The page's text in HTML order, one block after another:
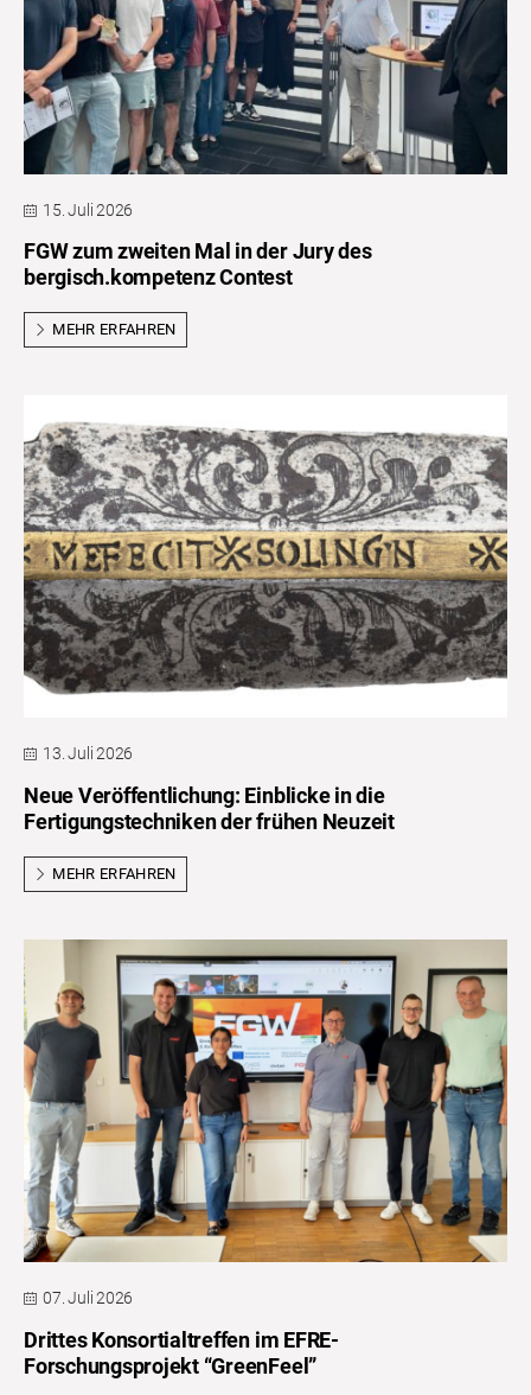
15. Juli 2026
FGW zum zweiten Mal in der Jury des
bergisch.kompetenz Contest
MEHR ERFAHREN
13. Juli 2026
Neue Veröffentlichung: Einblicke in die
Fertigungstechniken der frühen Neuzeit
MEHR ERFAHREN
07. Juli 2026
Drittes Konsortialtreffen im EFRE-
Forschungsprojekt “GreenFeel”